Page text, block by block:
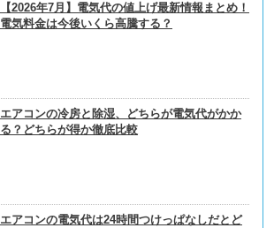
【2026年7月】電気代の値上げ最新情報まとめ！
電気料金は今後いくら高騰する？
エアコンの冷房と除湿、どちらが電気代がかか
る？どちらが得か徹底比較
エアコンの電気代は24時間つけっぱなしだとど